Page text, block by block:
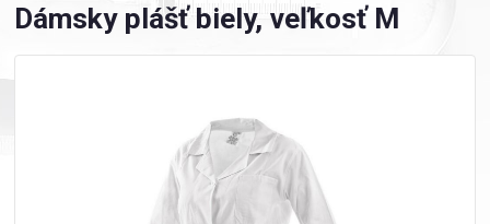
Dámsky plášť biely, veľkosť M